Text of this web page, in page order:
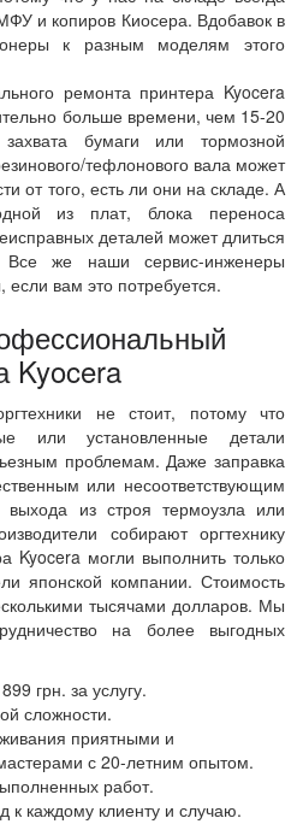
и копиров Киосера. Вдобавок в
к разным моделям этого
ремонта принтера Kyocera
больше времени, чем 15-20
бумаги или тормозной
тефлонового вала может
от того, есть ли они на складе. А
из плат, блока переноса
деталей может длиться
же наши сервис-инженеры
вам это потребуется.
Kyocera
не стоит, потому что
или установленные детали
проблемам. Даже заправка
или несоответствующим
выхода из строя термоузла или
собирают оргтехнику
Kyocera могли выполнить только
японской компании. Стоимость
тысячами долларов. Мы
на более выгодных
грн. за услугу.
сложности.
приятными и
с 20-летним опытом.
работ.
к каждому клиенту и случаю.